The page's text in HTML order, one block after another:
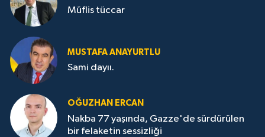
Müflis tüccar
MUSTAFA ANAYURTLU
Sami dayıı.
OĞUZHAN ERCAN
Nakba 77 yaşında, Gazze'de sürdürülen
bir felaketin sessizliği